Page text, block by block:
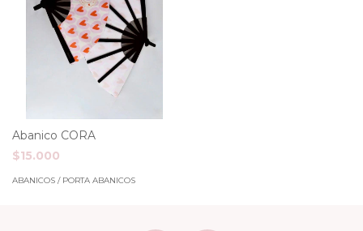
Abanico CORA
$15.000
ABANICOS / PORTA ABANICOS